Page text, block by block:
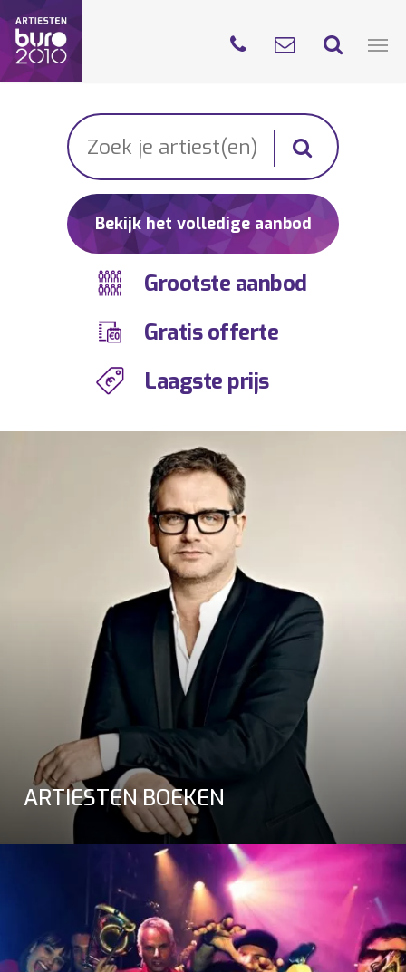
Grootste aanbod
Gratis offerte
Laagste prijs
Bekijk het volledige aanbod
ARTIESTEN BOEKEN